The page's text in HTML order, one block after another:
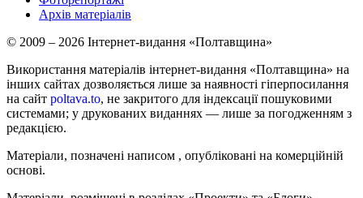
Архів матеріалів
© 2009 – 2026 Інтернет-видання «Полтавщина»
Використання матеріалів інтернет-видання «Полтавщина» на
інших сайтах дозволяється лише за наявності гіперпосилання
на сайт poltava.to, не закритого для індексації пошуковими
системами; у друкованих виданнях — лише за погодженням з
редакцією.
Матеріали, позначені написом , опубліковані на комерційній
основі.